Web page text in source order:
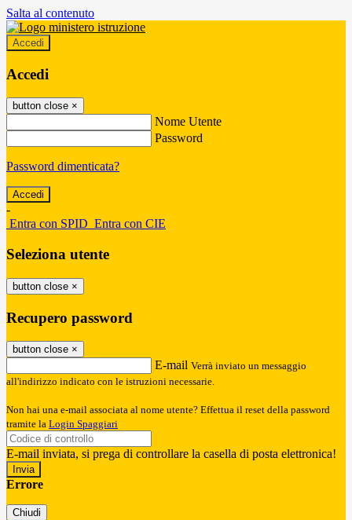
Salta al contenuto
Accedi
Accedi
button close ×
Nome Utente
Password
Password dimenticata?
-
Entra con SPID Entra con CIE
Seleziona utente
button close ×
Recupero password
button close ×
E-mail Verrà inviato un messaggio
all'indirizzo indicato con le istruzioni necessarie.
Non hai una e-mail associata al nome utente? Effettua il reset della password
tramite la Login Spaggiari
E-mail inviata, si prega di controllare la casella di posta elettronica!
Errore
Chiudi